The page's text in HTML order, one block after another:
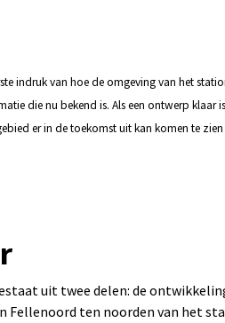
indruk van hoe de omgeving van het
die nu bekend is. Als een ontwerp
er in de toekomst uit kan komen te zien
uit twee delen: de
Fellenoord ten noorden van het